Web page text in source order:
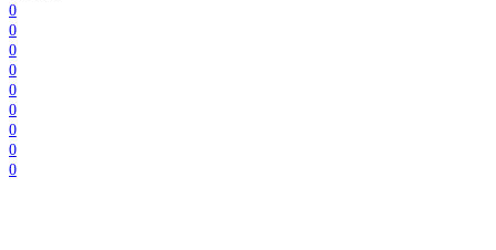
0
0
0
0
0
0
0
0
0